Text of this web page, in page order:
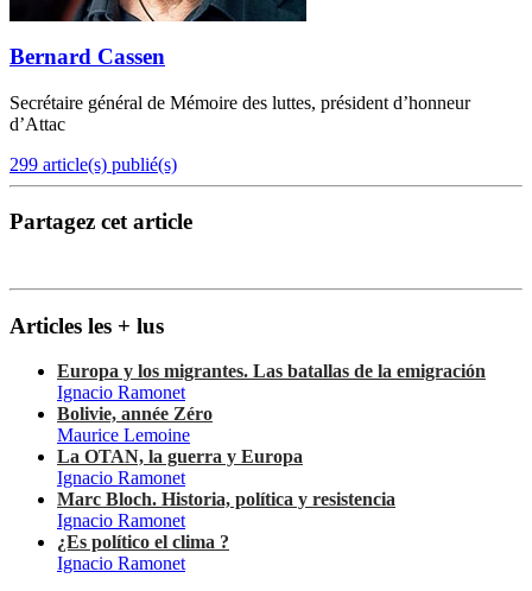
Bernard Cassen
Secrétaire général de Mémoire des luttes, président d’honneur
d’Attac
299 article(s) publié(s)
Partagez cet article
Articles les + lus
Europa y los migrantes. Las batallas de la emigración
Ignacio Ramonet
Bolivie, année Zéro
Maurice Lemoine
La OTAN, la guerra y Europa
Ignacio Ramonet
Marc Bloch. Historia, política y resistencia
Ignacio Ramonet
¿Es político el clima ?
Ignacio Ramonet